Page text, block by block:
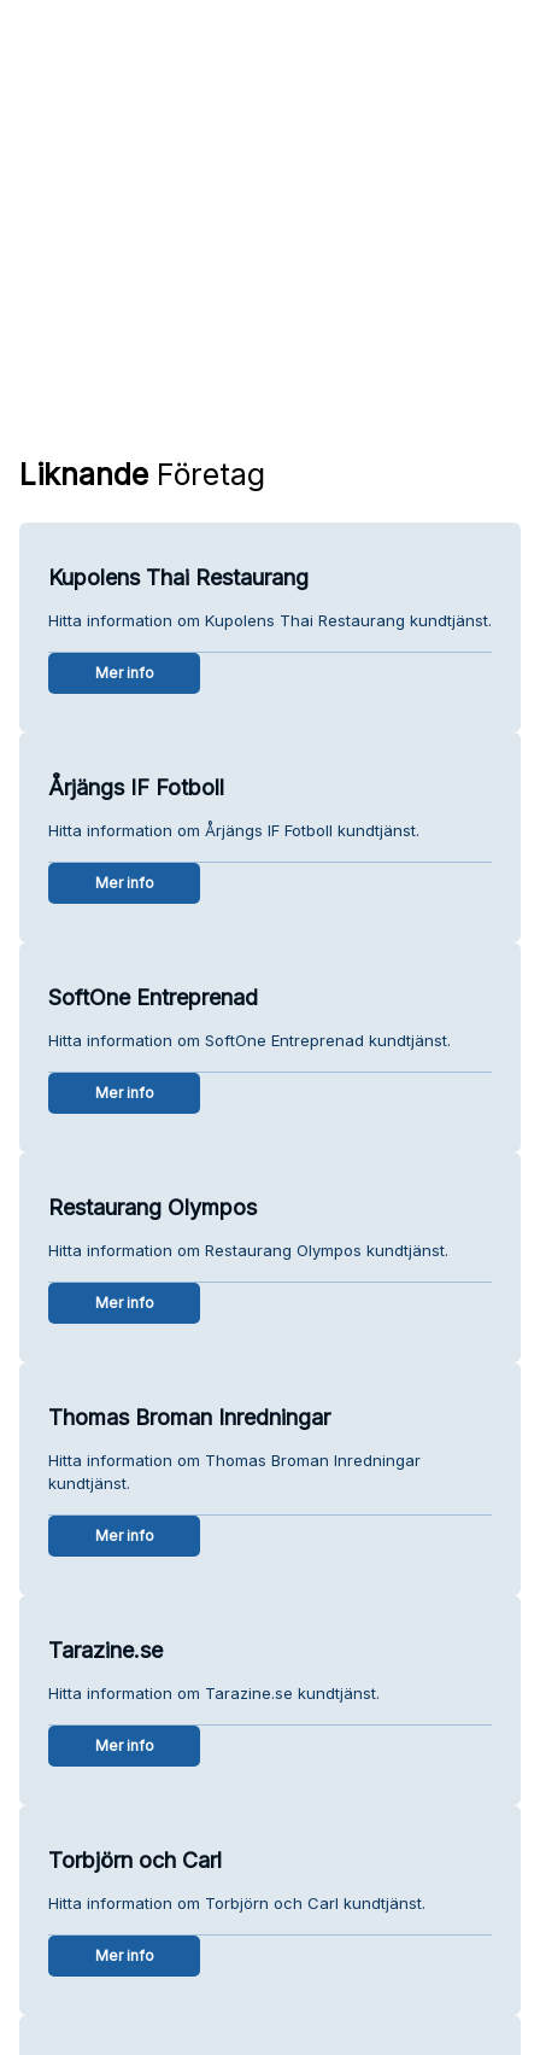
Liknande Företag
Kupolens Thai Restaurang
Hitta information om Kupolens Thai Restaurang kundtjänst.
Mer info
Årjängs IF Fotboll
Hitta information om Årjängs IF Fotboll kundtjänst.
Mer info
SoftOne Entreprenad
Hitta information om SoftOne Entreprenad kundtjänst.
Mer info
Restaurang Olympos
Hitta information om Restaurang Olympos kundtjänst.
Mer info
Thomas Broman Inredningar
Hitta information om Thomas Broman Inredningar
kundtjänst.
Mer info
Tarazine.se
Hitta information om Tarazine.se kundtjänst.
Mer info
Torbjörn och Carl
Hitta information om Torbjörn och Carl kundtjänst.
Mer info